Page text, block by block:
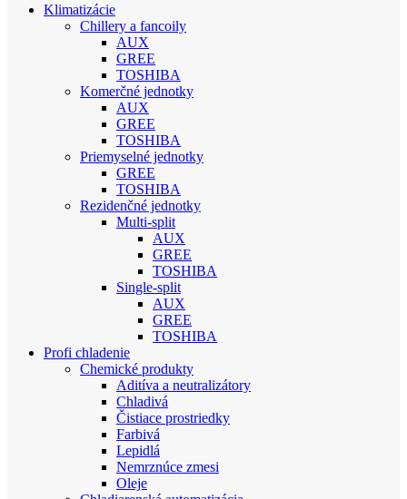
Klimatizácie
Chillery a fancoily
AUX
GREE
TOSHIBA
Komerčné jednotky
AUX
GREE
TOSHIBA
Priemyselné jednotky
GREE
TOSHIBA
Rezidenčné jednotky
Multi-split
AUX
GREE
TOSHIBA
Single-split
AUX
GREE
TOSHIBA
Profi chladenie
Chemické produkty
Aditíva a neutralizátory
Chladivá
Čistiace prostriedky
Farbivá
Lepidlá
Nemrznúce zmesi
Oleje